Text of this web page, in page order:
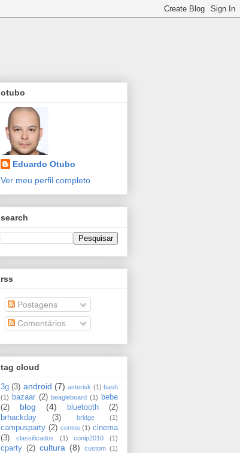
otubo
Eduardo Otubo
Ver meu perfil completo
search
rss
Postagens
Comentários
tag cloud
3g (3) android (7) asterisk (1) bash
(1)
bazaar (2) beagleboard (1)
bebe
(2)
blog (4) bluetooth
(2)
brhackday
(3) bridge (1)
campusparty (2) centos (1) cinema
(3)
classificados (1) conip2010 (1)
cparty (2) cultura (8) custom (1)